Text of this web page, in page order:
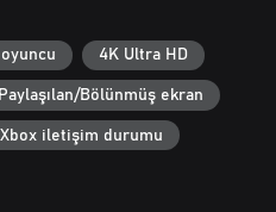
4K Ultra HD
Paylaşılan/Bölünmüş ekran
Xbox iletişim durumu